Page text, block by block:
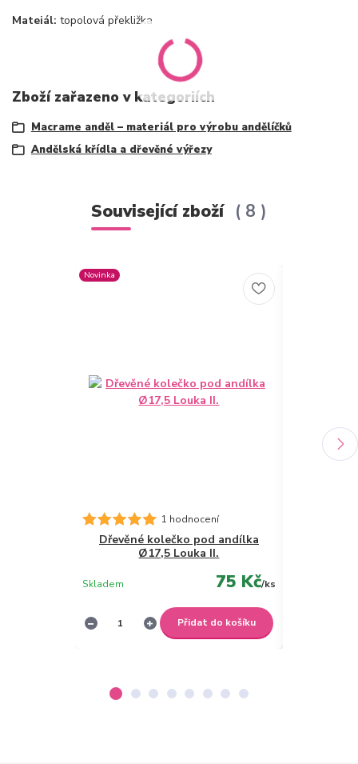
Mateiál: topolová překližka
Zboží zařazeno v kategoriích
Macrame anděl – materiál pro výrobu andělíčků
Andělská křídla a dřevěné výřezy
Související zboží 8
Novinka
1 hodnocení
Dřevěné kolečko pod andílka
Ø17,5 Louka II.
75 Kč/ks
Skladem
Přidat do košíku